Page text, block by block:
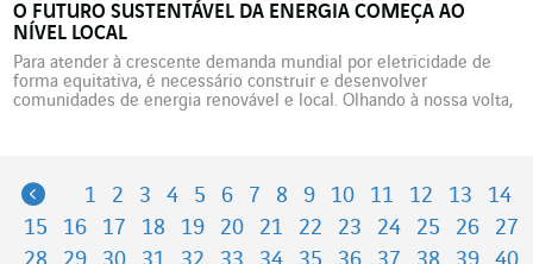
O FUTURO SUSTENTÁVEL DA ENERGIA COMEÇA AO
NÍVEL LOCAL
Para atender à crescente demanda mundial por eletricidade de
forma equitativa, é necessário construir e desenvolver
comunidades de energia renovável e local. Olhando à nossa volta,
Previous
1 2 3 4 5 6 7 8 9 10 11 12 13
14
15
16 17 18 19 20 21 22 23 24 25 26
27